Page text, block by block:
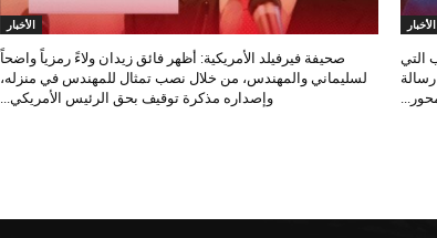
الأخبار
التي
الأخبار
صحيفة فيرفيلد الأمريكية: أظهر فائق زيدان ولاءً رمزياً واضحاً
لسليماني والمهندس، من خلال نصب تمثال للمهندس في منزله،
وإصداره مذكرة توقيف بحق الرئيس الأمريكي...